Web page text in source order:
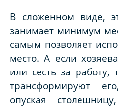
В сложенном виде,
занимает минимум
самым позволяет
место. А если
или сесть за работу,
трансформируют
опуская